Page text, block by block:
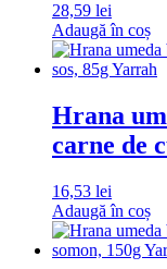
28,59 lei
Adaugă în coș
Hrana
carne de
16,53 lei
Adaugă în coș